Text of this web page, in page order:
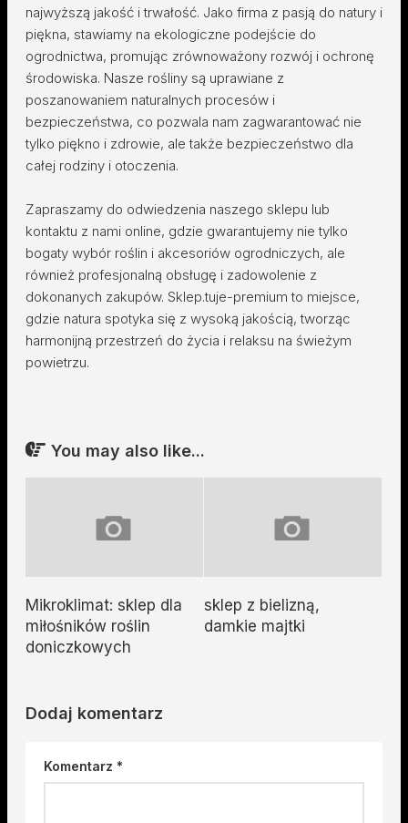
najwyższą jakość i trwałość. Jako firma z pasją do natury i
piękna, stawiamy na ekologiczne podejście do
ogrodnictwa, promując zrównoważony rozwój i ochronę
środowiska. Nasze rośliny są uprawiane z
poszanowaniem naturalnych procesów i
bezpieczeństwa, co pozwala nam zagwarantować nie
tylko piękno i zdrowie, ale także bezpieczeństwo dla
całej rodziny i otoczenia.
Zapraszamy do odwiedzenia naszego sklepu lub
kontaktu z nami online, gdzie gwarantujemy nie tylko
bogaty wybór roślin i akcesoriów ogrodniczych, ale
również profesjonalną obsługę i zadowolenie z
dokonanych zakupów. Sklep.tuje-premium to miejsce,
gdzie natura spotyka się z wysoką jakością, tworząc
harmonijną przestrzeń do życia i relaksu na świeżym
powietrzu.
You may also like...
Mikroklimat: sklep dla
miłośników roślin
doniczkowych
sklep z bielizną,
damkie majtki
Dodaj komentarz
Komentarz *